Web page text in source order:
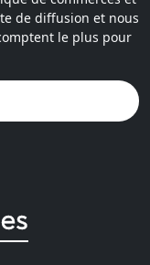
de diffusion et nous
le plus pour